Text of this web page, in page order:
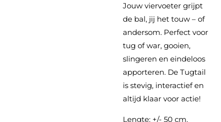
Jouw viervoeter grijpt
de bal, jij het touw – of
andersom. Perfect voor
tug of war, gooien,
slingeren en eindeloos
apporteren. De Tugtail
is stevig, interactief en
altijd klaar voor actie!
Lengte: +/- 50 cm.